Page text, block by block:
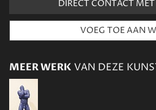
DIRECT CONTACT
MEER WERK VAN DEZE